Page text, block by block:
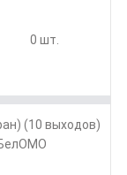
0 шт.
(10 выходов)